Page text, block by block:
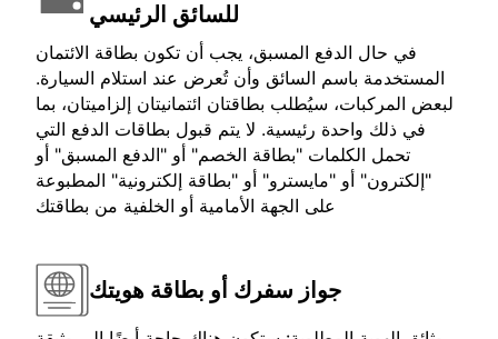
للسائق الرئيسي
في حال الدفع المسبق، يجب أن تكون بطاقة الائتمان
المستخدمة باسم السائق وأن تُعرض عند استلام السيارة.
لبعض المركبات، سيُطلب بطاقتان ائتمانيتان إلزاميتان، بما
في ذلك واحدة رئيسية. لا يتم قبول بطاقات الدفع التي
تحمل الكلمات "بطاقة الخصم" أو "الدفع المسبق" أو
"إلكترون" أو "مايسترو" أو "بطاقة إلكترونية" المطبوعة
على الجهة الأمامية أو الخلفية من بطاقتك
جواز سفرك أو بطاقة هويتك